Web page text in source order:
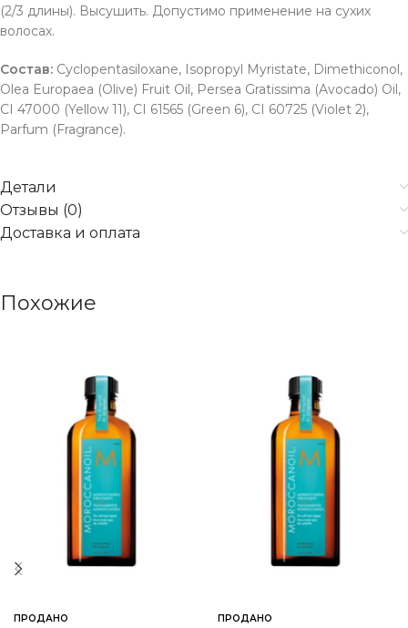
(2/3 длины). Высушить. Допустимо применение на сухих
волосах.
Состав: Cyclopentasiloxane, Isopropyl Myristate, Dimethiconol,
Olea Europaea (Olive) Fruit Oil, Persea Gratissima (Avocado) Oil,
CI 47000 (Yellow 11), CI 61565 (Green 6), CI 60725 (Violet 2),
Parfum (Fragrance).
Детали
Отзывы (0)
Доставка и оплата
Похожие
ПРОДАНО ПРОДАНО